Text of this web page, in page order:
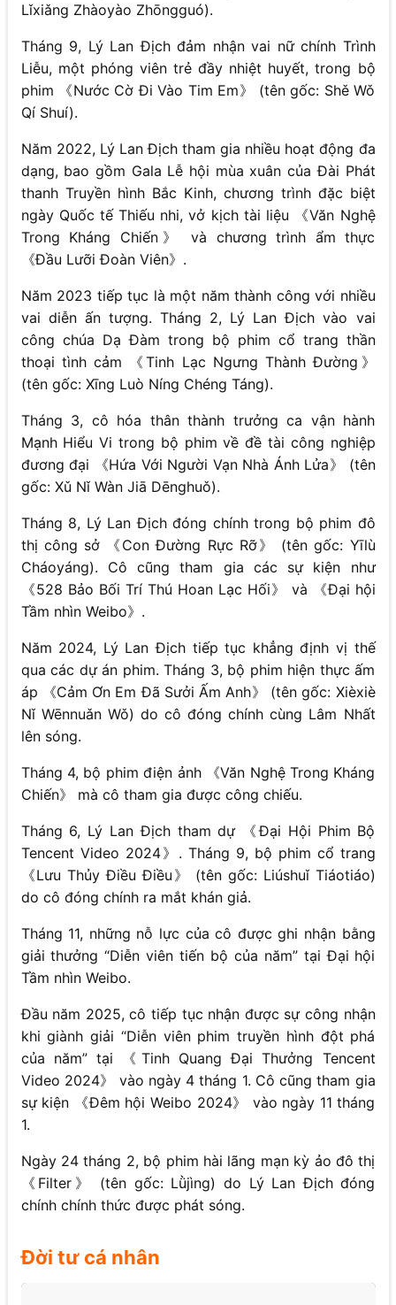
Lǐxiǎng Zhàoyào Zhōngguó).
Tháng 9, Lý Lan Địch đảm nhận vai nữ chính Trình
Liễu, một phóng viên trẻ đầy nhiệt huyết, trong bộ
phim 《Nước Cờ Đi Vào Tim Em》 (tên gốc: Shě Wǒ
Qí Shuí).
Năm 2022, Lý Lan Địch tham gia nhiều hoạt động đa
dạng, bao gồm Gala Lễ hội mùa xuân của Đài Phát
thanh Truyền hình Bắc Kinh, chương trình đặc biệt
ngày Quốc tế Thiếu nhi, vở kịch tài liệu 《Văn Nghệ
Trong Kháng Chiến》 và chương trình ẩm thực
《Đầu Lưỡi Đoàn Viên》.
Năm 2023 tiếp tục là một năm thành công với nhiều
vai diễn ấn tượng. Tháng 2, Lý Lan Địch vào vai
công chúa Dạ Đàm trong bộ phim cổ trang thần
thoại tình cảm 《Tinh Lạc Ngưng Thành Đường》
(tên gốc: Xīng Luò Níng Chéng Táng).
Tháng 3, cô hóa thân thành trưởng ca vận hành
Mạnh Hiểu Vi trong bộ phim về đề tài công nghiệp
đương đại 《Hứa Với Người Vạn Nhà Ánh Lửa》 (tên
gốc: Xǔ Nǐ Wàn Jiā Dēnghuǒ).
Tháng 8, Lý Lan Địch đóng chính trong bộ phim đô
thị công sở 《Con Đường Rực Rỡ》 (tên gốc: Yīlù
Cháoyáng). Cô cũng tham gia các sự kiện như
《528 Bảo Bối Trí Thú Hoan Lạc Hối》 và 《Đại hội
Tầm nhìn Weibo》.
Năm 2024, Lý Lan Địch tiếp tục khẳng định vị thế
qua các dự án phim. Tháng 3, bộ phim hiện thực ấm
áp 《Cảm Ơn Em Đã Sưởi Ấm Anh》 (tên gốc: Xièxiè
Nǐ Wēnnuǎn Wǒ) do cô đóng chính cùng Lâm Nhất
lên sóng.
Tháng 4, bộ phim điện ảnh 《Văn Nghệ Trong Kháng
Chiến》 mà cô tham gia được công chiếu.
Tháng 6, Lý Lan Địch tham dự 《Đại Hội Phim Bộ
Tencent Video 2024》. Tháng 9, bộ phim cổ trang
《Lưu Thủy Điều Điều》 (tên gốc: Liúshuǐ Tiáotiáo)
do cô đóng chính ra mắt khán giả.
Tháng 11, những nỗ lực của cô được ghi nhận bằng
giải thưởng “Diễn viên tiến bộ của năm” tại Đại hội
Tầm nhìn Weibo.
Đầu năm 2025, cô tiếp tục nhận được sự công nhận
khi giành giải “Diễn viên phim truyền hình đột phá
của năm” tại 《Tinh Quang Đại Thưởng Tencent
Video 2024》 vào ngày 4 tháng 1. Cô cũng tham gia
sự kiện 《Đêm hội Weibo 2024》 vào ngày 11 tháng
1.
Ngày 24 tháng 2, bộ phim hài lãng mạn kỳ ảo đô thị
《Filter》 (tên gốc: Lǜjìng) do Lý Lan Địch đóng
chính chính thức được phát sóng.
Đời tư cá nhân